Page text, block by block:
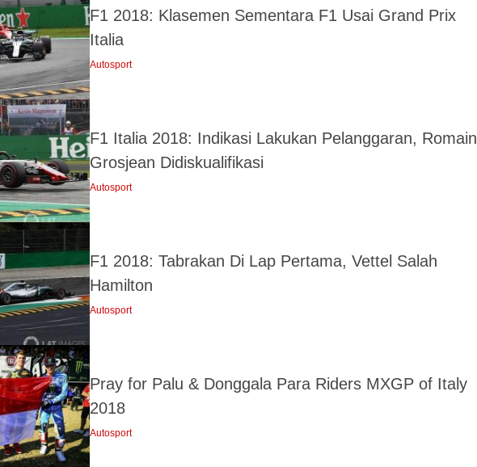
F1 2018: Klasemen Sementara F1 Usai Grand Prix
Italia
Autosport
F1 Italia 2018: Indikasi Lakukan Pelanggaran, Romain
Grosjean Didiskualifikasi
Autosport
F1 2018: Tabrakan Di Lap Pertama, Vettel Salah
Hamilton
Autosport
Pray for Palu & Donggala Para Riders MXGP of Italy
2018
Autosport